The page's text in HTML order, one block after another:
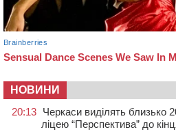
НОВИНИ
20:13 Черкаси виділять близько
ліцею “Перспектива” до